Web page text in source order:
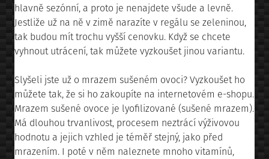
hlavně sezónní, a proto je nenajdete všude a levně.
Jestliže už na ně v zimě narazíte v regálu se zeleninou,
tak budou mít trochu vyšší cenovku. Když se chcete
vyhnout utrácení, tak můžete vyzkoušet jinou variantu.
Slyšeli jste už o mrazem sušeném ovoci? Vyzkoušet ho
můžete tak, že si ho zakoupíte na internetovém e-shopu.
Mrazem sušené ovoce je lyofilizované (sušené mrazem).
Má dlouhou trvanlivost, procesem neztrácí výživovou
hodnotu a jejich vzhled je téměř stejný, jako před
mrazením. I poté v něm naleznete mnoho vitamínů,